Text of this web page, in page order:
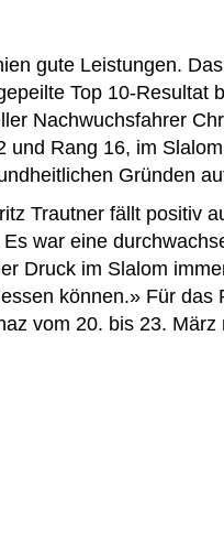
gute Leistungen.
Top 10-Resultat
Nachwuchsfahrer
Rang 16, im
Gründen
Trautner fällt positiv
war eine
Druck im Slalom
können.» Für das
vom 20. bis 23.